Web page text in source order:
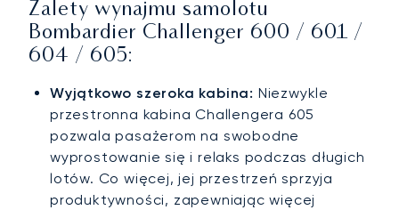
Zalety wynajmu samolotu
Bombardier Challenger 600 / 601 /
604 / 605:
Wyjątkowo szeroka kabina: Niezwykle
przestronna kabina Challengera 605
pozwala pasażerom na swobodne
wyprostowanie się i relaks podczas długich
lotów. Co więcej, jej przestrzeń sprzyja
produktywności, zapewniając więcej